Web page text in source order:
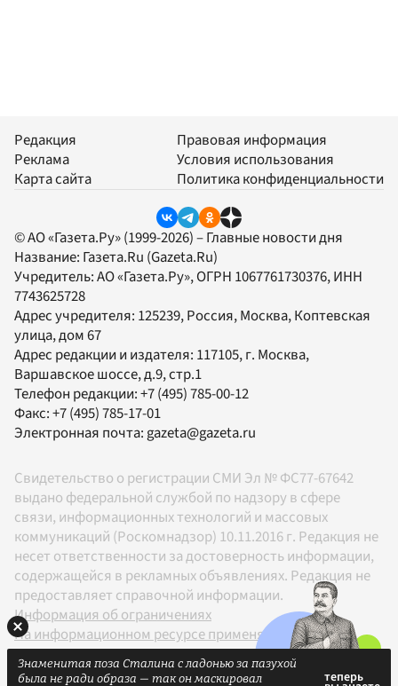
Редакция
Реклама
Карта сайта
Правовая информация
Условия использования
Политика конфиденциальности
© АО «Газета.Ру» (1999-2026) – Главные новости дня
Название: Газета.Ru (Gazeta.Ru)
Учредитель:АО «Газета.Ру», ОГРН 1067761730376, ИНН
7743625728
Адрес учредителя: 125239, Россия, Москва, Коптевская
улица, дом 67
Адрес редакции и издателя: 117105, г. Москва,
Варшавское шоссе, д.9, стр.1
Телефон редакции:+7 (495) 785-00-12
Факс:+7 (495) 785-17-01
Электронная почта:gazeta@gazeta.ru
Свидетельство о регистрации СМИ Эл № ФС77-67642
выдано федеральной службой по надзору в сфере
связи, информационных технологий и массовых
коммуникаций (Роскомнадзор) 10.11.2016 г. Редакция не
несет ответственности за достоверность информации,
содержащейся в рекламных объявлениях. Редакция не
предоставляет справочной информации.
Информация об ограничениях
На информационном ресурсе применяются
рекомендательные технологии в соответствии с
Правилами
Знаменитая поза Сталина с ладонью за пазухой
была не ради образа — так он маскировал